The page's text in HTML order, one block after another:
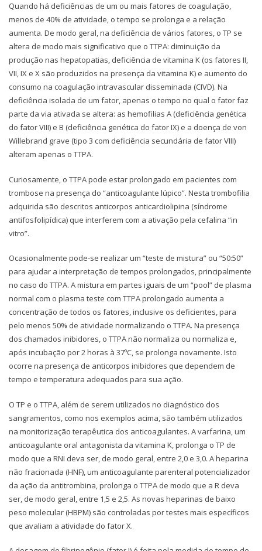
Quando há deficiências de um ou mais fatores de coagulação,
menos de 40% de atividade, o tempo se prolonga e a relação
aumenta. De modo geral, na deficiência de vários fatores, o TP se
altera de modo mais significativo que o TTPA: diminuição da
produção nas hepatopatias, deficiência de vitamina K (os fatores II,
VII, IX e X são produzidos na presença da vitamina K) e aumento do
consumo na coagulação intravascular disseminada (CIVD). Na
deficiência isolada de um fator, apenas o tempo no qual o fator faz
parte da via ativada se altera: as hemofilias A (deficiência genética
do fator VIII) e B (deficiência genética do fator IX) e a doença de von
Willebrand grave (tipo 3 com deficiência secundária de fator VIII)
alteram apenas o TTPA.
Curiosamente, o TTPA pode estar prolongado em pacientes com
trombose na presença do “anticoagulante lúpico”. Nesta trombofilia
adquirida são descritos anticorpos anticardiolipina (síndrome
antifosfolipídica) que interferem com a ativação pela cefalina “in
vitro”.
Ocasionalmente pode-se realizar um “teste de mistura” ou “50:50”
para ajudar a interpretação de tempos prolongados, principalmente
no caso do TTPA. A mistura em partes iguais de um “pool” de plasma
normal com o plasma teste com TTPA prolongado aumenta a
concentração de todos os fatores, inclusive os deficientes, para
pelo menos 50% de atividade normalizando o TTPA. Na presença
dos chamados inibidores, o TTPA não normaliza ou normaliza e,
após incubação por 2 horas à 37ºC, se prolonga novamente. Isto
ocorre na presença de anticorpos inibidores que dependem de
tempo e temperatura adequados para sua ação.
O TP e o TTPA, além de serem utilizados no diagnóstico dos
sangramentos, como nos exemplos acima, são também utilizados
na monitorização terapêutica dos anticoagulantes. A varfarina, um
anticoagulante oral antagonista da vitamina K, prolonga o TP de
modo que a RNI deva ser, de modo geral, entre 2,0 e 3,0. A heparina
não fracionada (HNF), um anticoagulante parenteral potencializador
da ação da antitrombina, prolonga o TTPA de modo que a R deva
ser, de modo geral, entre 1,5 e 2,5. As novas heparinas de baixo
peso molecular (HBPM) são controladas por testes mais específicos
que avaliam a atividade do fator X.